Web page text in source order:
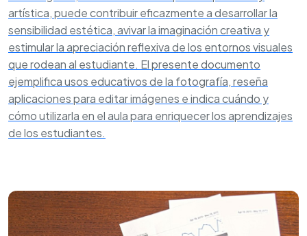
artística, puede contribuir eficazmente a desarrollar la
sensibilidad estética, avivar la imaginación creativa y
estimular la apreciación reflexiva de los entornos visuales
que rodean al estudiante. El presente documento
ejemplifica usos educativos de la fotografía, reseña
aplicaciones para editar imágenes e indica cuándo y
cómo utilizarla en el aula para enriquecer los aprendizajes
de los estudiantes.